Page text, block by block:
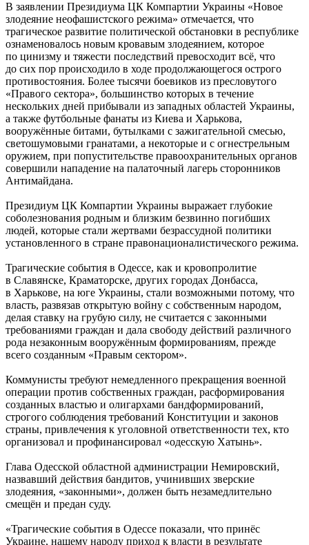
В заявлении Президиума ЦК Компартии Украины «Новое
злодеяние неофашистского режима» отмечается, что
трагическое развитие политической обстановки в республике
ознаменовалось новым кровавым злодеянием, которое
по цинизму и тяжести последствий превосходит всё, что
до сих пор происходило в ходе продолжающегося острого
противостояния. Более тысячи боевиков из пресловутого
«Правого сектора», большинство которых в течение
нескольких дней прибывали из западных областей Украины,
а также футбольные фанаты из Киева и Харькова,
вооружённые битами, бутылками с зажигательной смесью,
светошумовыми гранатами, а некоторые и с огнестрельным
оружием, при попустительстве правоохранительных органов
совершили нападение на палаточный лагерь сторонников
Антимайдана.
Президиум ЦК Компартии Украины выражает глубокие
соболезнования родным и близким безвинно погибших
людей, которые стали жертвами безрассудной политики
установленного в стране правонационалистического режима.
Трагические события в Одессе, как и кровопролитие
в Славянске, Краматорске, других городах Донбасса,
в Харькове, на юге Украины, стали возможными потому, что
власть, развязав открытую войну с собственным народом,
делая ставку на грубую силу, не считается с законными
требованиями граждан и дала свободу действий различного
рода незаконным вооружённым формированиям, прежде
всего созданным «Правым сектором».
Коммунисты требуют немедленного прекращения военной
операции против собственных граждан, расформирования
созданных властью и олигархами бандформирований,
строгого соблюдения требований Конституции и законов
страны, привлечения к уголовной ответственности тех, кто
организовал и профинансировал «одесскую Хатынь».
Глава Одесской областной администрации Немировский,
назвавший действия бандитов, учинивших зверские
злодеяния, «законными», должен быть незамедлительно
смещён и предан суду.
«Трагические события в Одессе показали, что принёс
Украине, нашему народу приход к власти в результате